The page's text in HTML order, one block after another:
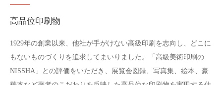
高品位印刷物
1929年の創業以来、他社が手がけない高級印刷を志向し、どこに
もないものづくりを追求してまいりました。「高級美術印刷の
NISSHA」との評価をいただき、展覧会図録、写真集、絵本、豪